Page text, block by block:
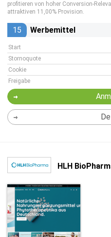
profitieren von hoher Conversion-
attraktiven 11,00% Provision.
15 Werbemittel
Start
Stornoquote
Cookie
Freigabe
HLH